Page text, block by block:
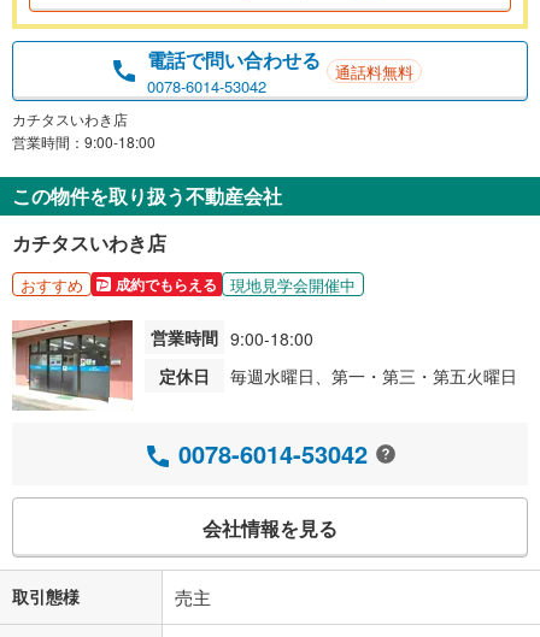
電話で問い合わせる
0078-6014-53042
通話料無料
カチタスいわき店
営業時間：9:00-18:00
この物件を取り扱う不動産会社
カチタスいわき店
おすすめ 成約でもらえる 現地見学会開催中
営業時間 9:00-18:00
定休日
毎週水曜日、第一・第三・第五火曜日
0078-6014-53042
会社情報を見る
取引態様 売主